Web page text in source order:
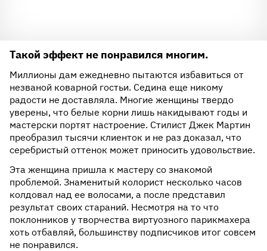
Такой эффект не понравился многим.
Миллионы дам ежедневно пытаются избавиться от
незваной коварной гостьи. Седина еще никому
радости не доставляла. Многие женщины твердо
уверены, что белые корни лишь накидывают годы и
мастерски портят настроение. Стилист Джек Мартин
преобразил тысячи клиенток и не раз доказал, что
серебристый оттенок может приносить удовольствие.
Эта женщина пришла к мастеру со знакомой
проблемой. Знаменитый колорист несколько часов
колдовал над ее волосами, а после представил
результат своих стараний. Несмотря на то что
поклонников у творчества виртуозного парикмахера
хоть отбавляй, большинству подписчиков итог совсем
не понравился.